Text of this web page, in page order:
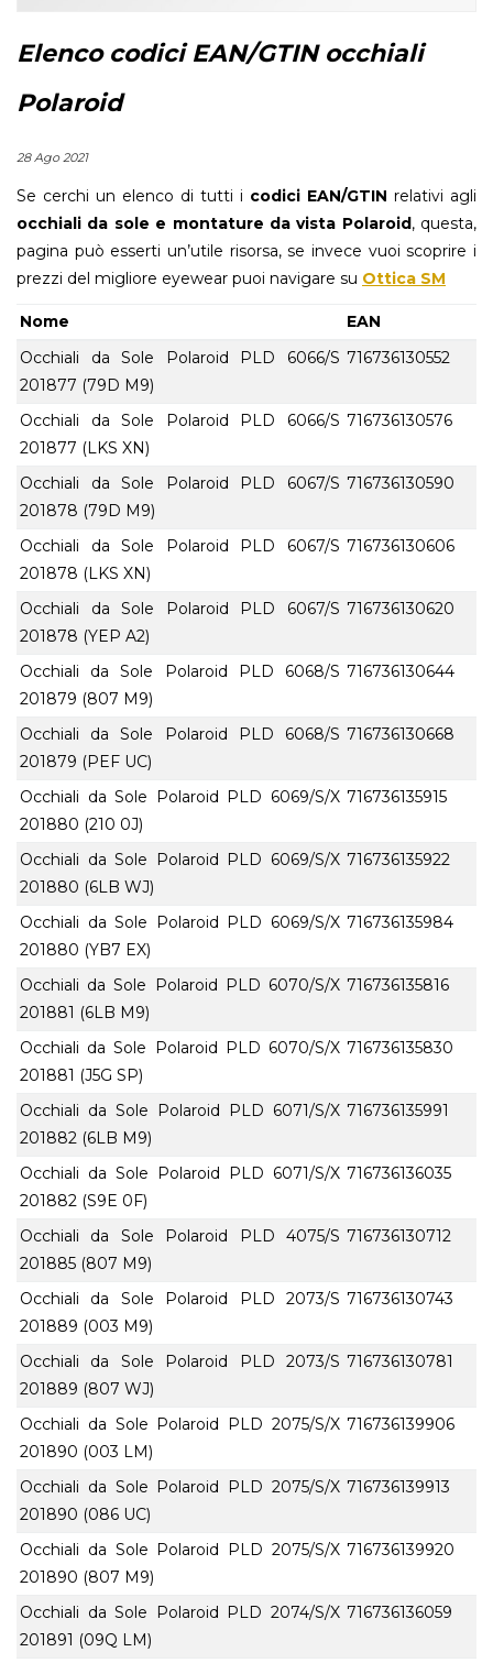
Elenco codici EAN/GTIN occhiali
Polaroid
28 Ago 2021
Se cerchi un elenco di tutti i codici EAN/GTIN relativi agli
occhiali da sole e montature da vista Polaroid, questa,
pagina può esserti un’utile risorsa, se invece vuoi scoprire i
prezzi del migliore eyewear puoi navigare su Ottica SM
Nome
EAN
Occhiali da Sole Polaroid PLD 6066/S
201877 (79D M9)
716736130552
Occhiali da Sole Polaroid PLD 6066/S
201877 (LKS XN)
716736130576
Occhiali da Sole Polaroid PLD 6067/S
201878 (79D M9)
716736130590
Occhiali da Sole Polaroid PLD 6067/S
201878 (LKS XN)
716736130606
Occhiali da Sole Polaroid PLD 6067/S
201878 (YEP A2)
716736130620
Occhiali da Sole Polaroid PLD 6068/S
201879 (807 M9)
716736130644
Occhiali da Sole Polaroid PLD 6068/S
201879 (PEF UC)
716736130668
Occhiali da Sole Polaroid PLD 6069/S/X
201880 (210 0J)
716736135915
Occhiali da Sole Polaroid PLD 6069/S/X
201880 (6LB WJ)
716736135922
Occhiali da Sole Polaroid PLD 6069/S/X
201880 (YB7 EX)
716736135984
Occhiali da Sole Polaroid PLD 6070/S/X
201881 (6LB M9)
716736135816
Occhiali da Sole Polaroid PLD 6070/S/X
201881 (J5G SP)
716736135830
Occhiali da Sole Polaroid PLD 6071/S/X
201882 (6LB M9)
716736135991
Occhiali da Sole Polaroid PLD 6071/S/X
201882 (S9E 0F)
716736136035
Occhiali da Sole Polaroid PLD 4075/S
201885 (807 M9)
716736130712
Occhiali da Sole Polaroid PLD 2073/S
201889 (003 M9)
716736130743
Occhiali da Sole Polaroid PLD 2073/S
201889 (807 WJ)
716736130781
Occhiali da Sole Polaroid PLD 2075/S/X
201890 (003 LM)
716736139906
Occhiali da Sole Polaroid PLD 2075/S/X
201890 (086 UC)
716736139913
Occhiali da Sole Polaroid PLD 2075/S/X
201890 (807 M9)
716736139920
Occhiali da Sole Polaroid PLD 2074/S/X
201891 (09Q LM)
716736136059